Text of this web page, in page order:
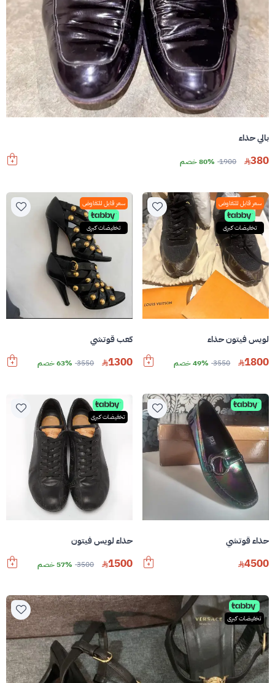
بالي حذاء
380
1900 80% خصم
سعر قابل للتفاوض
تخفيضات كبرى
لويس فيتون حذاء
1800
3550 49% خصم
سعر قابل للتفاوض
تخفيضات كبرى
كعب قوتشي
1300
3550 63% خصم
حذاء قوتشي
4500
تخفيضات كبرى
حذاء لويس فيتون
1500
3500 57% خصم
تخفيضات كبرى